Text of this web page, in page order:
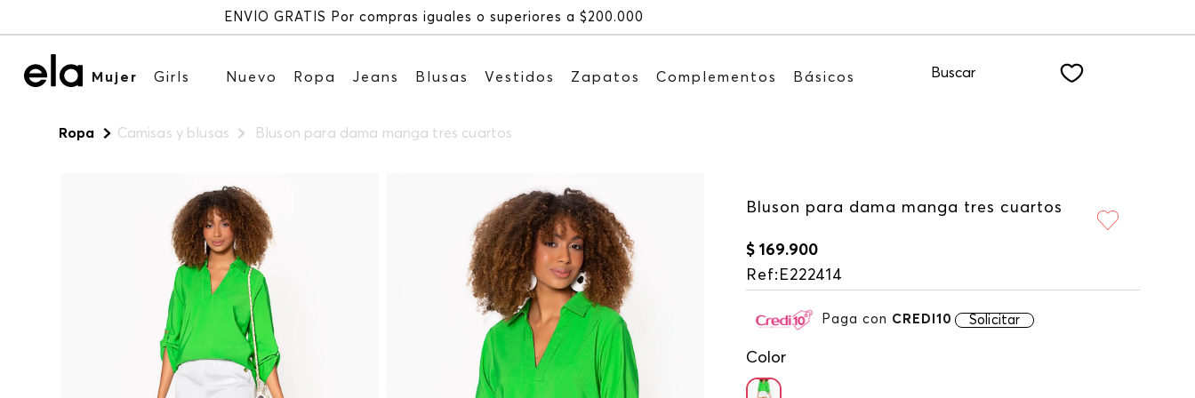
Recibe: 15%OFF suscribiéndote a nuestro NEWSLETTER
Mujer Girls Nuevo Ropa Jeans Blusas Vestidos Zapatos Complementos Básicos Buscar
Ropa Camisas y blusas Bluson para dama manga tres cuartos
Bluson para dama manga tres cuartos
$ 169.900
Ref: E222414
Paga con CREDI10 Solicitar
Color